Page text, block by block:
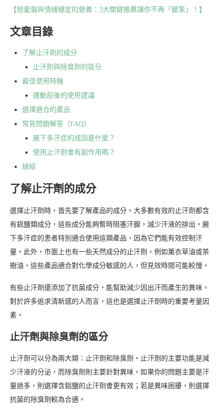
【戀愛腦與情緒穩定的營養：3大關鍵推薦讓你不再「變笨」！】
文章目錄
了解止汗劑的成分
止汗劑與除臭劑的區分
最佳使用時機
運動前後的使用建議
選擇適合的產品
常見問題解答（FAQ）
腋下多汗症的成因是什麼？
使用止汗劑會有副作用嗎？
總結
了解止汗劑的成分
選擇止汗劑時，首先要了解產品的成分。大多數有效的止汗劑都含
有鋁鹽類成分，這些成分能夠暫時阻塞汗腺，減少汗液的排出。腋
下多汗症的患者特別適合使用這類產品，因為它們能有效控制汗
量。此外，市面上也有一些天然成分的止汗劑，例如薰衣草油或茶
樹油，這些產品適合對化學成分敏感的人，但見效時間可能較慢。
有些止汗劑還添加了抗菌成分，能幫助減少因出汗而產生的異味。
對於許多追求清新感的人而言，這也是選擇止汗劑時的重要考量因
素。
止汗劑與除臭劑的區分
止汗劑可以分為兩大類：止汗劑和除臭劑。止汗劑的主要功能是減
少汗液的分泌，而除臭劑則主要針對異味。如果你的問題主要是汗
量過多，則選擇含鋁鹽的止汗劑會更有效；若是異味困擾，則選擇
抗菌的除臭劑較為合適。